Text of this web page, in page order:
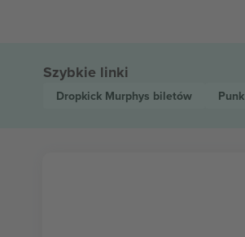
Szybkie linki
Dropkick Murphys biletów Punk